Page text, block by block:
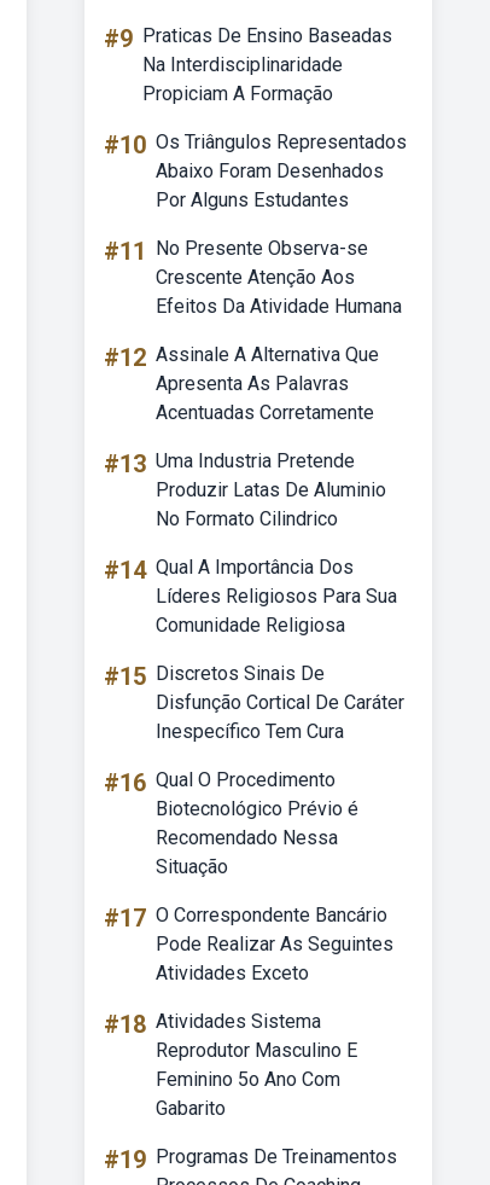
#9 Praticas De Ensino Baseadas
Na Interdisciplinaridade
Propiciam A Formação
#10 Os Triângulos Representados
Abaixo Foram Desenhados
Por Alguns Estudantes
#11
No Presente Observa-se
Crescente Atenção Aos
Efeitos Da Atividade Humana
#12 Assinale A Alternativa Que
Apresenta As Palavras
Acentuadas Corretamente
#13 Uma Industria Pretende
Produzir Latas De Aluminio
No Formato Cilindrico
#14 Qual A Importância Dos
Líderes Religiosos Para Sua
Comunidade Religiosa
#15 Discretos Sinais De
Disfunção Cortical De Caráter
Inespecífico Tem Cura
#16 Qual O Procedimento
Biotecnológico Prévio é
Recomendado Nessa
Situação
#17 O Correspondente Bancário
Pode Realizar As Seguintes
Atividades Exceto
#18 Atividades Sistema
Reprodutor Masculino E
Feminino 5o Ano Com
Gabarito
#19 Programas De Treinamentos